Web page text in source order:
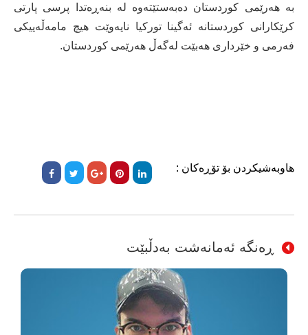
بە هەرێمی کوردستان دەبەستێتەوە لە بنەڕەتدا پرسی پارتی
کرێکارانی کوردستانە ئەگینا تورکیا نایەوێت هیچ مامەڵەییکی
فەرمی و خێرداری هەبێت لەگەڵ هەرێمی کوردستان.
هاوبەشیکردن بۆ تۆڕەکان :
ڕەنگە ئەمانەشت بەدڵبێت